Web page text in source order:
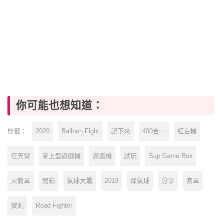
你可能也想知道：
標籤： 2020 Balloon Fight 記下來 400合一 紅白機
任天堂 掌上型遊戲機 遊戲機 試玩 Sup Game Box
火箭車 開箱 氣球大戰 2019 踩氣球 分享 賽車
實測 Road Fighter